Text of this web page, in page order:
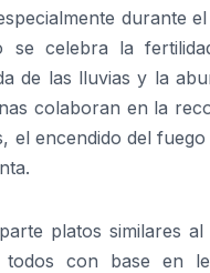
durante el
se celebra la
de las lluvias y la
colaboran en la
el encendido del
platos similares
todos con base en